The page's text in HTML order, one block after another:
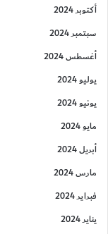
أكتوبر 2024
سبتمبر 2024
أغسطس 2024
يوليو 2024
يونيو 2024
مايو 2024
أبريل 2024
مارس 2024
فبراير 2024
يناير 2024